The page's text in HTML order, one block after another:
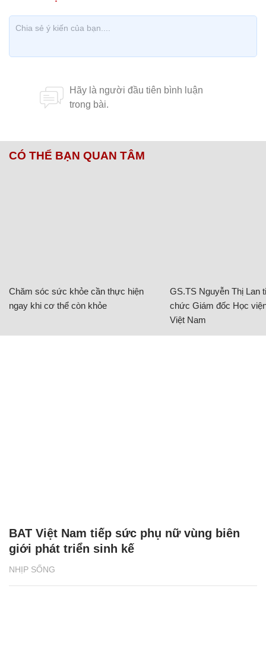
CÓ THỂ BẠN QUAN TÂM
Chăm sóc sức khỏe cần thực hiện
ngay khi cơ thể còn khỏe
GS.TS Nguyễn Thị Lan
chức Giám đốc Học
Việt Nam
NHỊP SỐNG
BAT Việt Nam tiếp sức phụ nữ vùng biên
giới phát triển sinh kế